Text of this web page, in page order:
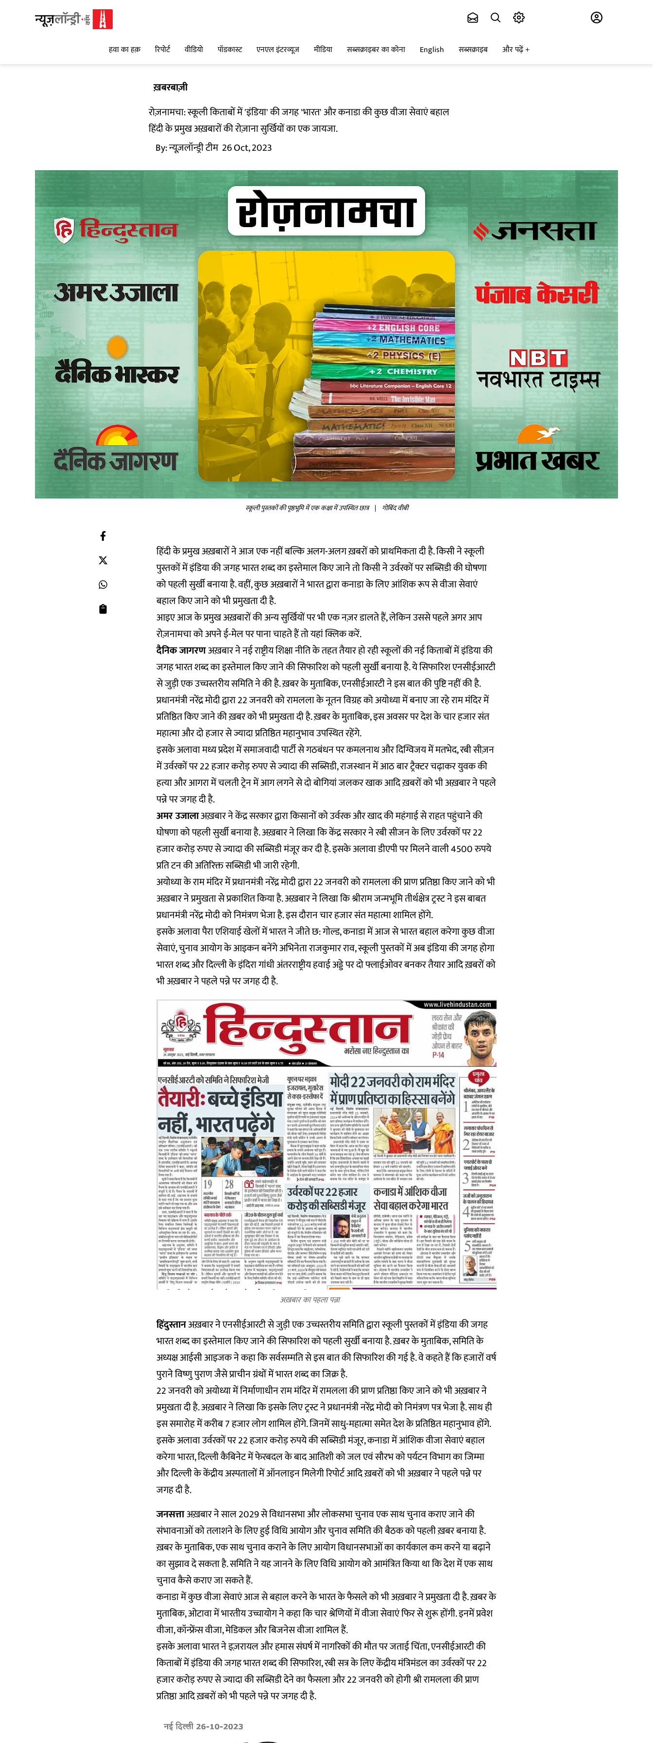
हवा का हक़ रिपोर्ट वीडियो पॉडकास्ट एनएल इंटरव्यूज मीडिया सब्सक्राइबर का कोना English सब्सक्राइब और पढ़ें
ख़बरबाज़ी
रोज़नामचा: स्कूली किताबों में 'इंडिया' की जगह 'भारत' और कनाडा की कुछ वीजा सेवाएं बहाल
हिंदी के प्रमुख अख़बारों की रोज़ाना सुर्खियों का एक जायजा.
By:न्यूज़लॉन्ड्री टीम 26 Oct, 2023
स्कूली पुस्तकों की पृष्ठभूमि में एक कक्षा में उपस्थित छात्र | गोबिंद वीबी
हिंदी के प्रमुख अख़बारों ने आज एक नहीं बल्कि अलग-अलग ख़बरों को प्राथमिकता दी है. किसी ने स्कूली
पुस्तकों में इंडिया की जगह भारत शब्द का इस्तेमाल किए जाने तो किसी ने उर्वरकों पर सब्सिडी की घोषणा
को पहली सुर्खी बनाया है. वहीं, कुछ अख़बारों ने भारत द्वारा कनाडा के लिए आंशिक रूप से वीजा सेवाएं
बहाल किए जाने को भी प्रमुखता दी है.
आइए आज के प्रमुख अख़बारों की अन्य सुर्खियों पर भी एक नज़र डालते हैं, लेकिन उससे पहले अगर आप
रोज़नामचा को अपने ई-मेल पर पाना चाहते हैं तोयहांक्लिक करें.
दैनिक जागरणअख़बार ने नई राष्ट्रीय शिक्षा नीति के तहत तैयार हो रही स्कूलों की नई किताबों में इंडिया की
जगह भारत शब्द का इस्तेमाल किए जाने की सिफारिश को पहली सुर्खी बनाया है. ये सिफारिश एनसीईआरटी
से जुड़ी एक उच्चस्तरीय समिति ने की है. ख़बर के मुताबिक, एनसीईआरटी ने इस बात की पुष्टि नहीं की है.
प्रधानमंत्री नरेंद्र मोदी द्वारा 22 जनवरी को रामलला के नूतन विग्रह को अयोध्या में बनाए जा रहे राम मंंदिर में
प्रतिष्ठित किए जाने की ख़बर को भी प्रमुखता दी है. ख़बर के मुताबिक, इस अवसर पर देश के चार हजार संत
महात्मा और दो हजार से ज्यादा प्रतिष्ठित महानुभाव उपस्थित रहेंगे.
इसके अलावा मध्य प्रदेश में समाजवादी पार्टी से गठबंधन पर कमलनाथ और दिग्विजय में मतभेद, रबी सीज़न
में उर्वरकों पर 22 हजार करोड़ रुपए से ज्यादा की सब्सिडी, राजस्थान में आठ बार ट्रैक्टर चढ़ाकर युवक की
हत्या और आगरा में चलती ट्रेन में आग लगने से दो बोगियां जलकर खाक आदि ख़बरों को भी अख़बार ने पहले
पन्ने पर जगह दी है.
अमर उजालाअख़बार ने केंद्र सरकार द्वारा किसानों को उर्वरक और खाद की महंगाई से राहत पहुंचाने की
घोषणा को पहली सुर्खी बनाया है. अख़बार ने लिखा कि केंद्र सरकार ने रबी सीजन के लिए उर्वरकों पर 22
हजार करोड़ रुपए से ज्यादा की सब्सिडी मंजूर कर दी है. इसके अलावा डीएपी पर मिलने वाली 4500 रुपये
प्रति टन की अतिरिक्त सब्सिडी भी जारी रहेगी.
अयोध्या के राम मंदिर में प्रधानमंत्री नरेंद्र मोदी द्वारा 22 जनवरी को रामलला की प्राण प्रतिष्ठा किए जाने को भी
अख़बार ने प्रमुखता से प्रकाशित किया है. अख़बार ने लिखा कि श्रीराम जन्मभूमि तीर्थक्षेत्र ट्रस्ट ने इस बाबत
प्रधानमंत्री नरेंद्र मोदी को निमंत्रण भेजा है. इस दौरान चार हजार संत महात्मा शामिल होंगे.
इसके अलावा पैरा एशियाई खेलों में भारत ने जीते छ: गोल्ड, कनाडा में आज से भारत बहाल करेगा कुछ वीजा
सेवाएं, चुनाव आयोग के आइकन बनेंगे अभिनेता राजकुमार राव, स्कूली पुस्तकों में अब इंडिया की जगह होगा
भारत शब्द और दिल्ली के इंदिरा गांधी अंतरराष्ट्रीय हवाई अड्डे पर दो फ्लाईओवर बनकर तैयार आदि ख़बरों को
भी अख़बार ने पहले पन्ने पर जगह दी है.
अख़बार का पहला पन्ना
हिंदुस्तानअख़बार ने एनसीईआरटी से जुड़ी एक उच्चस्तरीय समिति द्वारा स्कूली पुस्तकों में इंडिया की जगह
भारत शब्द का इस्तेमाल किए जाने की सिफारिश को पहली सुर्खी बनाया है. ख़बर के मुताबिक, समिति के
अध्यक्ष आईसी आइजक ने कहा कि सर्वसम्मति से इस बात की सिफारिश की गई है. वे कहते हैं कि हजारों वर्ष
पुराने विष्णु पुराण जैसे प्राचीन ग्रंथों में भारत शब्द का जिक्र है.
22 जनवरी को अयोध्या में निर्माणाधीन राम मंदिर में रामलला की प्राण प्रतिष्ठा किए जाने को भी अख़बार ने
प्रमुखता दी है. अख़बार ने लिखा कि इसके लिए ट्रस्ट ने प्रधानमंत्री नरेंद्र मोदी को निमंत्रण पत्र भेजा है. साथ ही
इस समारोह में करीब 7 हजार लोग शामिल होंगे. जिनमें साधु-महात्मा समेत देश के प्रतिष्ठित महानुभाव होंगे.
इसके अलावा उर्वरकों पर 22 हजार करोड़ रुपये की सब्सिडी मंजूर, कनाडा में आंशिक वीजा सेवाएं बहाल
करेगा भारत, दिल्ली कैबिनेट में फेरबदल के बाद आतिशी को जल एवं सौरभ को पर्यटन विभाग का जिम्मा
और दिल्ली के केंद्रीय अस्पतालों में ऑनलाइन मिलेगी रिपोर्ट आदि ख़बरों को भी अख़बार ने पहले पन्ने पर
जगह दी है.
जनसत्ताअख़बार ने साल 2029 से विधानसभा और लोकसभा चुनाव एक साथ चुनाव कराए जाने की
संभावनाओं को तलाशने के लिए हुई विधि आयोग और चुनाव समिति की बैठक को पहली ख़बर बनाया है.
ख़बर के मुताबिक, एक साथ चुनाव कराने के लिए आयोग विधानसभाओं का कार्यकाल कम करने या बढ़ाने
का सुझाव दे सकता है. समिति ने यह जानने के लिए विधि आयोग को आमंत्रित किया था कि देश में एक साथ
चुनाव कैसे कराए जा सकते हैं.
कनाडा में कुछ वीजा सेवाएं आज से बहाल करने के भारत के फैसले को भी अख़बार ने प्रमुखता दी है. ख़बर के
मुताबिक, ओटावा में भारतीय उच्चायोग ने कहा कि चार श्रेणियों में वीजा सेवाएं फिर से शुरू होंगी. इनमें प्रवेश
वीजा, कॉन्फ्रेंस वीजा, मेडिकल और बिजनेस वीजा शामिल हैं.
इसके अलावा भारत ने इज़रायल और हमास संघर्ष में नागरिकों की मौत पर जताई चिंता, एनसीईआरटी की
किताबों में इंडिया की जगह भारत शब्द की सिफारिश, रबी सत्र के लिए केंद्रीय मंत्रिमंडल का उर्वरकों पर 22
हजार करोड़ रुपए से ज्यादा की सब्सिडी देने का फैसला और 22 जनवरी को होगी श्री रामलला की प्राण
प्रतिष्ठा आदि ख़बरों को भी पहले पन्ने पर जगह दी है.